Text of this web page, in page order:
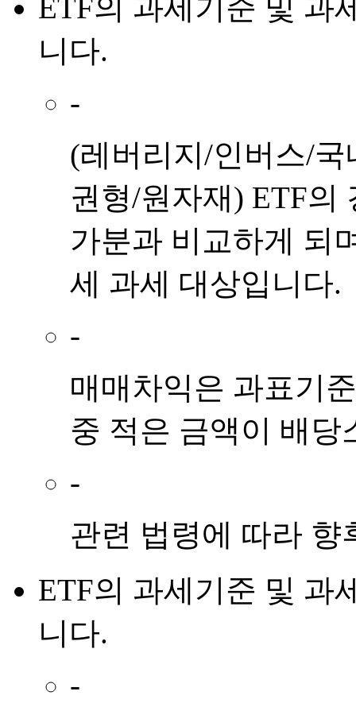
ETF의 과세기준 및 과
니다.
-
(레버리지/인버스/
권형/원자재) ETF의
가분과 비교하게 되
세 과세 대상입니다.
-
매매차익은 과표기
중 적은 금액이 배당
-
관련 법령에 따라 향
ETF의 과세기준 및 과
니다.
-